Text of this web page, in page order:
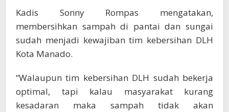
Kadis Sonny Rompas mengatakan,
membersihkan sampah di pantai dan sungai
sudah menjadi kewajiban tim kebersihan DLH
Kota Manado.
“Walaupun tim kebersihan DLH sudah bekerja
optimal, tapi kalau masyarakat kurang
kesadaran maka sampah tidak akan